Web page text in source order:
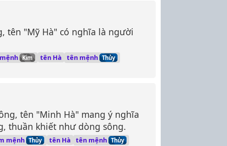
tên "Mỹ Hà" có nghĩa là người
Kim tên Hà tên mệnh Thủy
tên "Minh Hà" mang ý nghĩa
thuần khiết như dòng sông.
mệnh Thủy tên Hà tên mệnh Thủy